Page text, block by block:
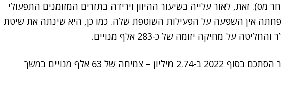
(270 מיליון לאחר מס). זאת, לאור עלייה בשיעור ההיוון וירידה בתזרים המזומנים התפעולי
אין השפעה על הפעילות השוטפת שלה. כמו כן, היא שינתה את שיטת
על מחיקה יזומה של כ-283 אלף מנויים.
בסיס מנויי הסלולר של פרטנר הסתכם בסוף 2022 ב-2.74 מיליון – צמיחה של 63 אלף מנויים במשך